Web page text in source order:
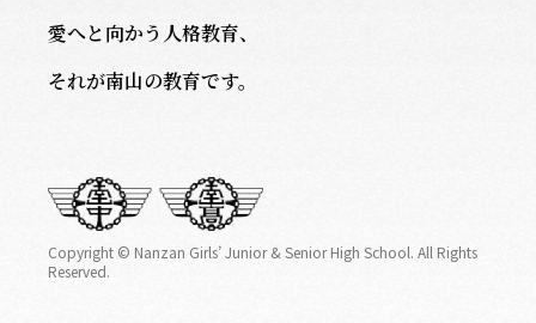
愛へと向かう人格教育、
それが南山の教育です。
Copyright © Nanzan Girls’ Junior & Senior High School. All Rights
Reserved.